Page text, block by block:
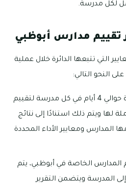
لكل مدرسة.
تقييم مدارس أبوظبي
التي تتبعها الدائرة خلال عملية
النحو التالي:
يُخصص مفتشو الدائرة حوالي 4 أيام في كل مدرسة لتقييم
لها ويتم ذلك استنادًا إلى نتائج
المدارس ومعايير الأداء المحددة
المدارس الخاصة في أبوظبي، يتم
المدرسة ويتضمن التقرير